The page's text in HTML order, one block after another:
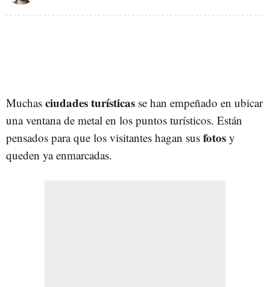
Muchas ciudades turísticas se han empeñado en ubicar
una ventana de metal en los puntos turísticos. Están
pensados para que los visitantes hagan sus fotos y
queden ya enmarcadas.